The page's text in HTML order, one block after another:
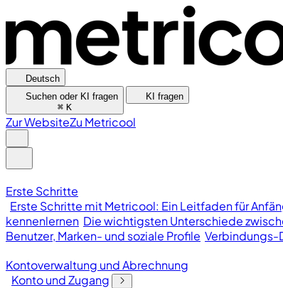
Deutsch
Suchen oder KI fragen
⌘ K
KI fragen
Zur WebsiteZu Metricool
Erste Schritte
Erste Schritte mit Metricool: Ein Leitfaden für
kennenlernen Die wichtigsten Unterschiede
Benutzer, Marken- und soziale Profile Verbindungs-
Kontoverwaltung und Abrechnung
Konto und Zugang